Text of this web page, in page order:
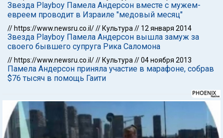
Звезда Playboy Памела Андерсон вместе с мужем-
евреем проводит в Израиле "медовый месяц"
// https://www.newsru.co.il/// Культура // 12 января 2014
Звезда Playboy Памела Андерсон вышла замуж за
своего бывшего супруга Рика Саломона
// https://www.newsru.co.il/// Культура //04 ноября 2013
Памела Андерсон приняла участие в марафоне, собрав
$76 тысяч в помощь Гаити